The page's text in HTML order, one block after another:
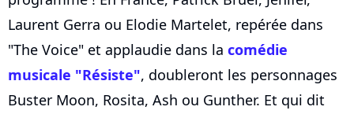
Laurent Gerra ou Elodie Martelet, repérée dans
"The Voice" et applaudie dans la comédie
musicale "Résiste", doubleront les personnages
Buster Moon, Rosita, Ash ou Gunther. Et qui dit